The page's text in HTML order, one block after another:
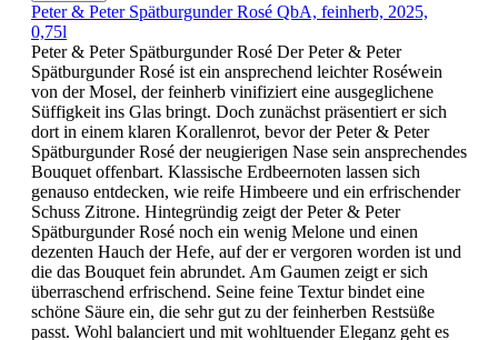
Peter & Peter Spätburgunder Rosé QbA, feinherb, 2025,
0,75l
Peter & Peter Spätburgunder Rosé Der Peter & Peter
Spätburgunder Rosé ist ein ansprechend leichter Roséwein
von der Mosel, der feinherb vinifiziert eine ausgeglichene
Süffigkeit ins Glas bringt. Doch zunächst präsentiert er sich
dort in einem klaren Korallenrot, bevor der Peter & Peter
Spätburgunder Rosé der neugierigen Nase sein ansprechendes
Bouquet offenbart. Klassische Erdbeernoten lassen sich
genauso entdecken, wie reife Himbeere und ein erfrischender
Schuss Zitrone. Hintegründig zeigt der Peter & Peter
Spätburgunder Rosé noch ein wenig Melone und einen
dezenten Hauch der Hefe, auf der er vergoren worden ist und
die das Bouquet fein abrundet. Am Gaumen zeigt er sich
überraschend erfrischend. Seine feine Textur bindet eine
schöne Säure ein, die sehr gut zu der feinherben Restsüße
passt. Wohl balanciert und mit wohltuender Eleganz geht es